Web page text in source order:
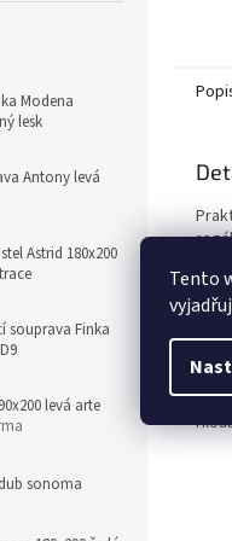
Tento
Modena
lesk
Antony levá
Astrid 180x200
souprava Finka
levá arte
sonoma